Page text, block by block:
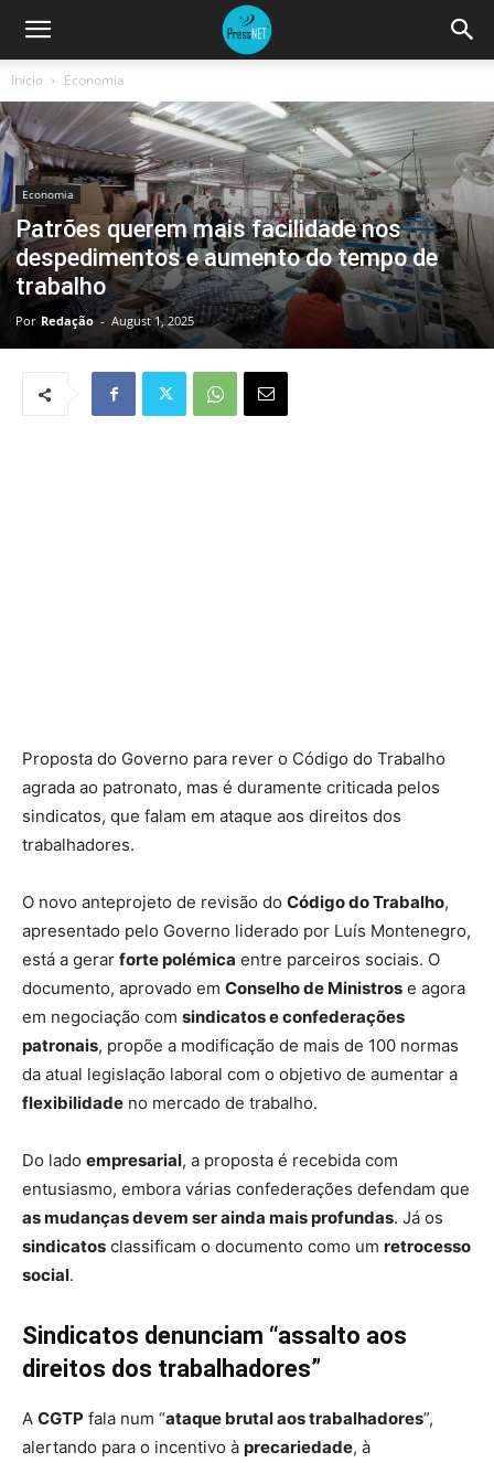
Início Economia
Economia
Patrões querem mais facilidade nos
despedimentos e aumento do tempo de
trabalho
Por Redação - August 1, 2025
Proposta do Governo para rever o Código do Trabalho
agrada ao patronato, mas é duramente criticada pelos
sindicatos, que falam em ataque aos direitos dos
trabalhadores.
O novo anteprojeto de revisão do Código do Trabalho,
apresentado pelo Governo liderado por Luís Montenegro,
está a gerar forte polémica entre parceiros sociais. O
documento, aprovado em Conselho de Ministros e agora
em negociação com sindicatos e confederações
patronais, propõe a modificação de mais de 100 normas
da atual legislação laboral com o objetivo de aumentar a
flexibilidade no mercado de trabalho.
Do lado empresarial, a proposta é recebida com
entusiasmo, embora várias confederações defendam que
as mudanças devem ser ainda mais profundas. Já os
sindicatos classificam o documento como um retrocesso
social.
Sindicatos denunciam “assalto aos
direitos dos trabalhadores”
A CGTP fala num “ataque brutal aos trabalhadores”,
alertando para o incentivo à precariedade, à